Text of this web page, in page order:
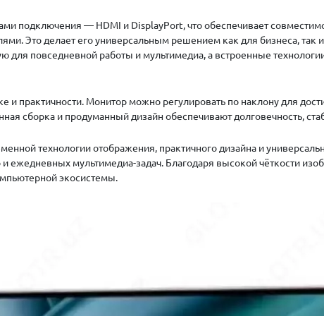
подключения — HDMI и DisplayPort, что обеспечивает
Это делает его универсальным решением как для бизнеса, так
для повседневной работы и мультимедиа, а встроенные
и практичности. Монитор можно регулировать по наклону для
сборка и продуманный дизайн обеспечивают долговечность,
технологии отображения, практичного дизайна и
ежедневных мультимедиа-задач. Благодаря высокой чёткости
экосистемы.